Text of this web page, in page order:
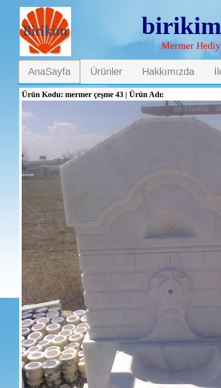
Mermer
AnaSayfa Ürünler Hakkımızda
Ürün Kodu: mermer çeşme 43 | Ürün Adı: